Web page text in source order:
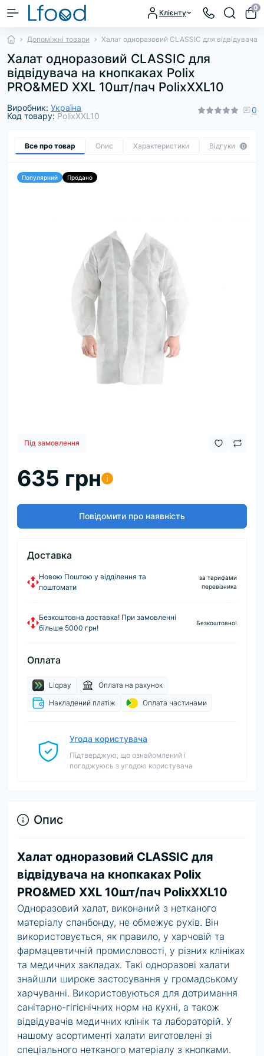
Клієнту
0
Допоміжні товари Халат одноразовий СLASSIC для відвідувача
Халат одноразовий СLASSIC для
відвідувача на кнопкаках Polix
PRO&MED XXL 10шт/пач PolixXXL10
Виробник: Україна
Код товару: PolixXXL10
0
Все про товар Опис Характеристики Відгуки 0
Популярний Продано
Під замовлення
i
635 грн
Повідомити про наявність
Доставка
Новою Поштою у відділення та
поштомати
за тарифами
перевізника
Безкоштовна доставка! При замовленні
більше 5000 грн!
Безкоштовно!
Оплата
Liqpay
Оплата на рахунок
Накладений платіж
Оплата частинами
Угода користувача
Підтверджую, що ознайомлений і
погоджуюсь з угодою користувача
Опис
Халат одноразовий СLASSIC для
відвідувача на кнопкаках Polix
PRO&MED XXL 10шт/пач PolixXXL10
Одноразовий халат, виконаний з нетканого
матеріалу спанбонду, не обмежує рухів. Він
використовується, як правило, у харчовій та
фармацевтичній промисловості, у різних клініках
та медичних закладах. Такі одноразові халати
знайшли широке застосування у громадському
харчуванні. Використовуються для дотримання
санітарно-гігієнічних норм на кухні, а також
відвідувачів медичних клінік та лабораторій. У
нашому асортименті халати виготовлені зі
спеціального нетканого матеріалу з кнопками.